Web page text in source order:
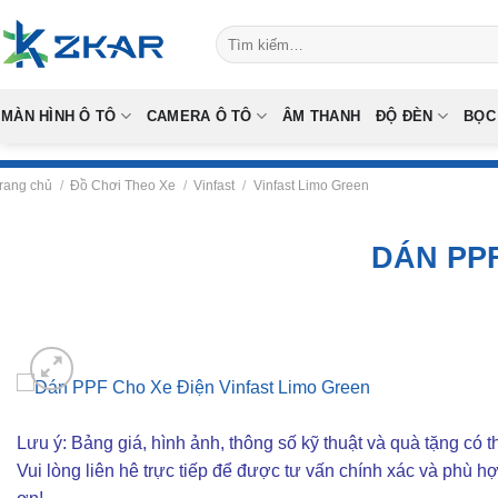
to
content
Tìm
kiếm:
MÀN HÌNH Ô TÔ CAMERA Ô TÔ ÂM THANH ĐỘ ĐÈN
chủ / Đồ Chơi Theo Xe / Vinfast / Vinfast Limo Green
DÁN
Lưu ý: Bảng giá, hình ảnh, thông số kỹ thuật và quà tặng có
Vui lòng liên hê trực tiếp để được tư vấn chính xác và phù